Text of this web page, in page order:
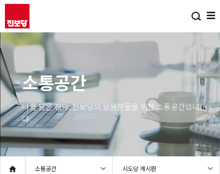
소통공간
나를 닮은 정당, 진보당의 당원분들을 위한 소통공간입니
다.
소통공간 시도당 게시판